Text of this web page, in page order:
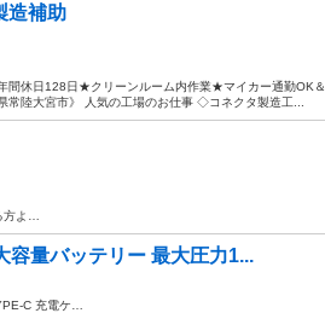
造補助
間休日128日★クリーンルーム内作業★マイカー通勤OK＆
陸大宮市》 人気の工場のお仕事 ◇コネクタ製造工...
方よ…
容量バッテリー 最大圧力1...
C 充電ケ…